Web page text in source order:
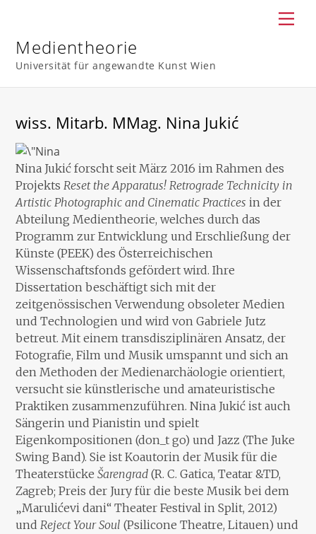
content
Medientheorie
Universität für angewandte Kunst Wien
wiss. Mitarb. MMag. Nina Jukić
Nina Jukić forscht seit März 2016 im Rahmen des
ProjektsReset the Apparatus! Retrograde Technicity in
Artistic Photographic and Cinematic Practices in der
Abteilung Medientheorie, welches durch das
Programm zur Entwicklung und Erschließung der
Künste (PEEK) des Österreichischen
Wissenschaftsfonds gefördert wird. Ihre
Dissertation beschäftigt sich mit der
zeitgenössischen Verwendung obsoleter Medien
und Technologien und wird von Gabriele Jutz
betreut. Mit einem transdisziplinären Ansatz, der
Fotografie, Film und Musik umspannt und sich an
den Methoden der Medienarchäologie orientiert,
versucht sie künstlerische und amateuristische
Praktiken zusammenzuführen. Nina Jukić ist auch
Sängerin und Pianistin und spielt
Eigenkompositionen (don_t go) und Jazz (The Juke
Swing Band). Sie ist Koautorin der Musik für die
TheaterstückeŠarengrad (R. C. Gatica, Teatar &TD,
Zagreb; Preis der Jury für die beste Musik bei dem
„Marulićevi dani“ Theater Festival in Split, 2012)
undReject Your Soul (Psilicone Theatre, Litauen) und